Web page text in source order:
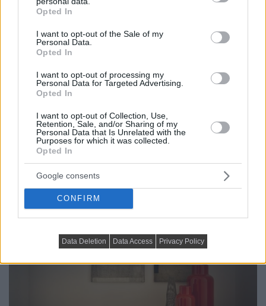
grant or deny consent to Google and its third-party tags to
use your data for below specified purposes in below Google
consent section.
Opted In
I want to opt-out of the Sale of my
Personal Data.
Opted In
I want to opt-out of processing my
Personal Data for Targeted Advertising.
Opted In
I want to opt-out of Collection, Use,
Retention, Sale, and/or Sharing of my
Personal Data that Is Unrelated with the
Purposes for which it was collected.
Opted In
Google consents
CONFIRM
Data Deletion Data Access Privacy Policy